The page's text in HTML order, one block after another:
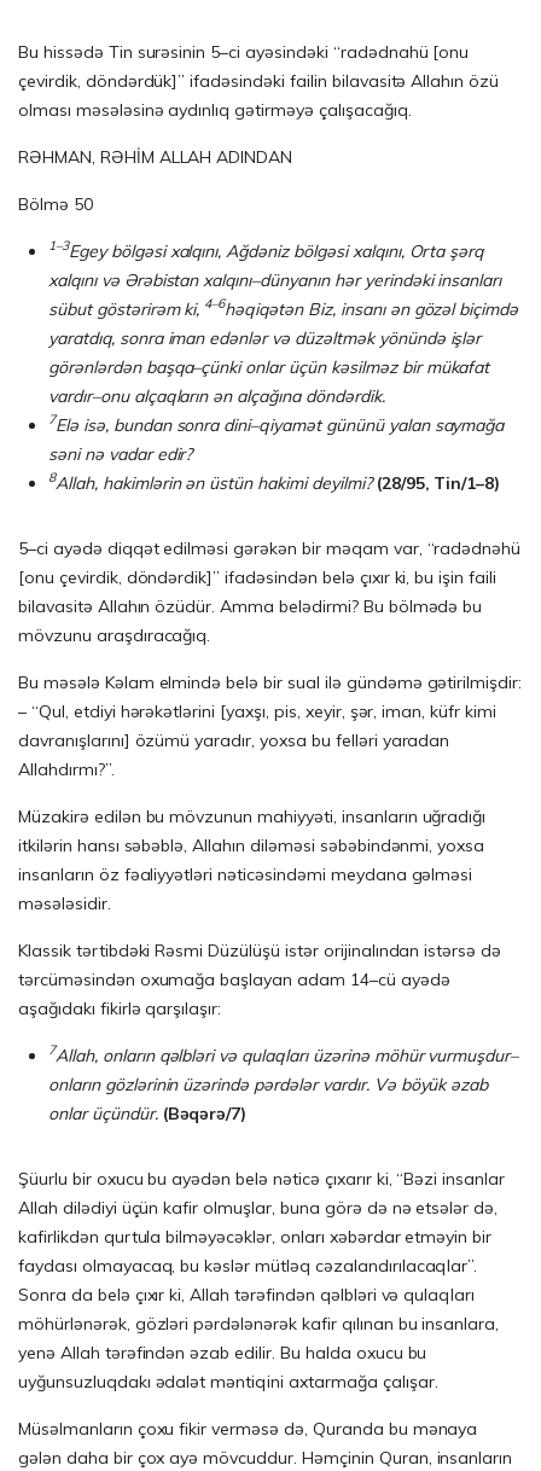
Bu hissədə Tin surəsinin 5–ci ayəsindəki “radədnahü [onu
çevirdik, döndərdük]” ifadəsindəki failin bilavasitə Allahın özü
olması məsələsinə aydınlıq gətirməyə çalışacağıq.
RƏHMAN, RƏHİM ALLAH ADINDAN
Bölmə 50
1–3Egey bölgəsi xalqını, Ağdəniz bölgəsi xalqını, Orta şərq
xalqını və Ərəbistan xalqını–dünyanın hər yerindəki insanları
sübut göstərirəm ki, 4–6həqiqətən Biz, insanı ən gözəl biçimdə
yaratdıq, sonra iman edənlər və düzəltmək yönündə işlər
görənlərdən başqa–çünki onlar üçün kəsilməz bir mükafat
vardır–onu alçaqların ən alçağına döndərdik.
7Elə isə, bundan sonra dini–qiyamət gününü yalan saymağa
səni nə vadar edir?
8Allah, hakimlərin ən üstün hakimi deyilmi?(28/95, Tin/1–8)
5–ci ayədə diqqət edilməsi gərəkən bir məqam var, “radədnəhü
[onu çevirdik, döndərdik]” ifadəsindən belə çıxır ki, bu işin faili
bilavasitə Allahın özüdür. Amma belədirmi? Bu bölmədə bu
mövzunu araşdıracağıq.
Bu məsələ Kəlam elmində belə bir sual ilə gündəmə gətirilmişdir:
– “Qul, etdiyi hərəkətlərini [yaxşı, pis, xeyir, şər, iman, küfr kimi
davranışlarını] özümü yaradır, yoxsa bu felləri yaradan
Allahdırmı?”.
Müzakirə edilən bu mövzunun mahiyyəti, insanların uğradığı
itkilərin hansı səbəblə, Allahın diləməsi səbəbindənmi, yoxsa
insanların öz fəaliyyətləri nəticəsindəmi meydana gəlməsi
məsələsidir.
Klassik tərtibdəki Rəsmi Düzülüşü istər orijinalından istərsə də
tərcüməsindən oxumağa başlayan adam 14–cü ayədə
aşağıdakı fikirlə qarşılaşır:
7Allah, onların qəlbləri və qulaqları üzərinə möhür vurmuşdur–
onların gözlərinin üzərində pərdələr vardır. Və böyük əzab
onlar üçündür. (Bəqərə/7)
Şüurlu bir oxucu bu ayədən belə nəticə çıxarır ki, “Bəzi insanlar
Allah dilədiyi üçün kafir olmuşlar, buna görə də nə etsələr də,
kafirlikdən qurtula bilməyəcəklər, onları xəbərdar etməyin bir
faydası olmayacaq, bu kəslər mütləq cəzalandırılacaqlar”.
Sonra da belə çıxır ki, Allah tərəfindən qəlbləri və qulaqları
möhürlənərək, gözləri pərdələnərək kafir qılınan bu insanlara,
yenə Allah tərəfindən əzab edilir. Bu halda oxucu bu
uyğunsuzluqdakı ədalət məntiqini axtarmağa çalışar.
Müsəlmanların çoxu fikir verməsə də, Quranda bu mənaya
gələn daha bir çox ayə mövcuddur. Həmçinin Quran, insanların